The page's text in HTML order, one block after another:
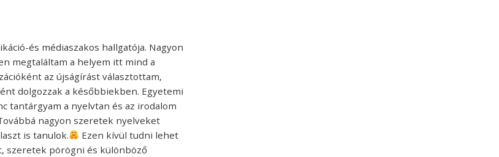
és médiaszakos hallgatója. Nagyon
megtaláltam a helyem itt mind a
az újságírást választottam,
dolgozzak a későbbiekben. Egyetemi
tantárgyam a nyelvtan és az irodalom
nagyon szeretek nyelveket
is tanulok.
Ezen kívül tudni lehet
szeretek pörögni és különböző